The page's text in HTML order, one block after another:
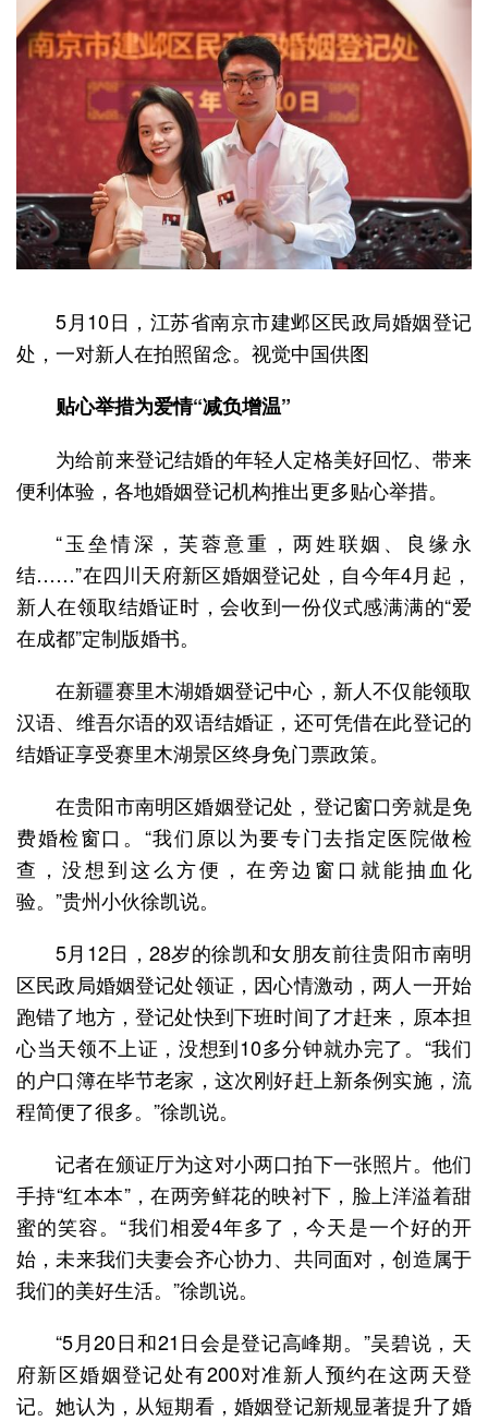
5月10日，江苏省南京市建邺区民政局婚姻登记
处，一对新人在拍照留念。视觉中国供图
贴心举措为爱情“减负增温”
为给前来登记结婚的年轻人定格美好回忆、带来
便利体验，各地婚姻登记机构推出更多贴心举措。
“玉垒情深，芙蓉意重，两姓联姻、良缘永
结……”在四川天府新区婚姻登记处，自今年4月起，
新人在领取结婚证时，会收到一份仪式感满满的“爱
在成都”定制版婚书。
在新疆赛里木湖婚姻登记中心，新人不仅能领取
汉语、维吾尔语的双语结婚证，还可凭借在此登记的
结婚证享受赛里木湖景区终身免门票政策。
在贵阳市南明区婚姻登记处，登记窗口旁就是免
费婚检窗口。“我们原以为要专门去指定医院做检
查，没想到这么方便，在旁边窗口就能抽血化
验。”贵州小伙徐凯说。
5月12日，28岁的徐凯和女朋友前往贵阳市南明
区民政局婚姻登记处领证，因心情激动，两人一开始
跑错了地方，登记处快到下班时间了才赶来，原本担
心当天领不上证，没想到10多分钟就办完了。“我们
的户口簿在毕节老家，这次刚好赶上新条例实施，流
程简便了很多。”徐凯说。
记者在颁证厅为这对小两口拍下一张照片。他们
手持“红本本”，在两旁鲜花的映衬下，脸上洋溢着甜
蜜的笑容。“我们相爱4年多了，今天是一个好的开
始，未来我们夫妻会齐心协力、共同面对，创造属于
我们的美好生活。”徐凯说。
“5月20日和21日会是登记高峰期。”吴碧说，天
府新区婚姻登记处有200对准新人预约在这两天登
记。她认为，从短期看，婚姻登记新规显著提升了婚